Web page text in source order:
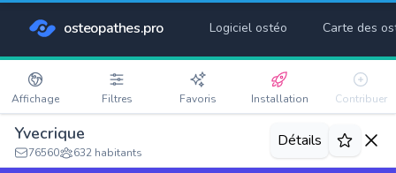
osteopathes.pro Logiciel ostéo Carte des
Affichage Filtres Favoris Installation Contribuer
Yvecrique
76560 632 habitants
Détails